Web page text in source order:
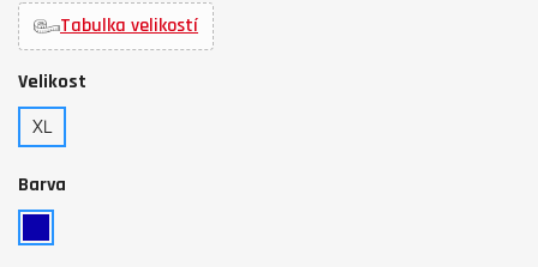
Tabulka velikostí
Velikost
XL
Barva